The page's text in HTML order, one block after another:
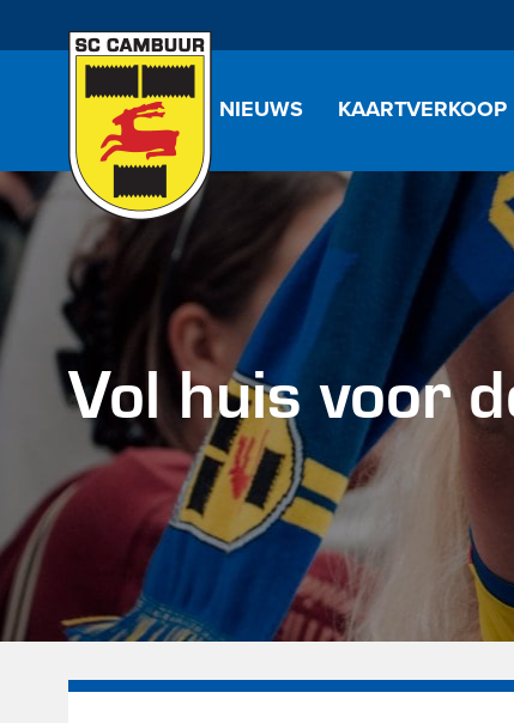
NIEUWS KAARTVERKOOP
Vol huis voor